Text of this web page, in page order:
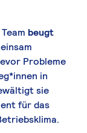
beugt
Probleme
in
sie
für das